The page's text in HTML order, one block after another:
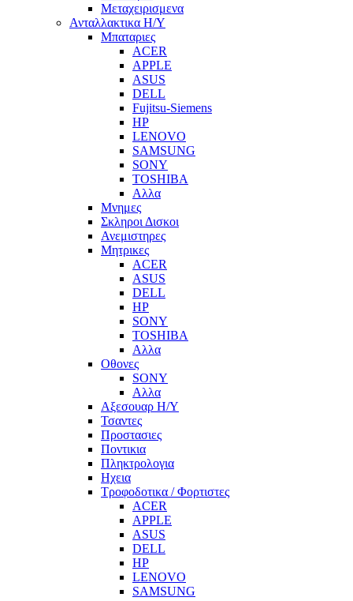
Μεταχειρισμενα
Ανταλλακτικα H/Y
Μπαταριες
ACER
APPLE
ASUS
DELL
Fujitsu-Siemens
HP
LENOVO
SAMSUNG
SONY
TOSHIBA
Αλλα
Μνημες
Σκληροι Δισκοι
Ανεμιστηρες
Μητρικες
ACER
ASUS
DELL
HP
SONY
TOSHIBA
Αλλα
Οθονες
SONY
Αλλα
Αξεσουαρ Η/Υ
Τσαντες
Προστασιες
Ποντικια
Πληκτρολογια
Ηχεια
Τροφοδοτικα / Φορτιστες
ACER
APPLE
ASUS
DELL
HP
LENOVO
SAMSUNG